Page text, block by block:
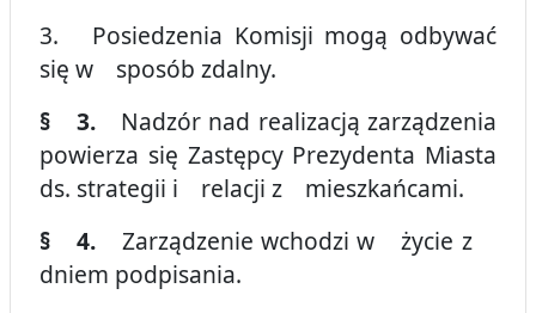
3. Posiedzenia Komisji mogą odbywać
się w sposób zdalny.
§ 3. Nadzór nad realizacją zarządzenia
powierza się Zastępcy Prezydenta Miasta
ds. strategii i relacji z mieszkańcami.
§ 4. Zarządzenie wchodzi w życie z
dniem podpisania.